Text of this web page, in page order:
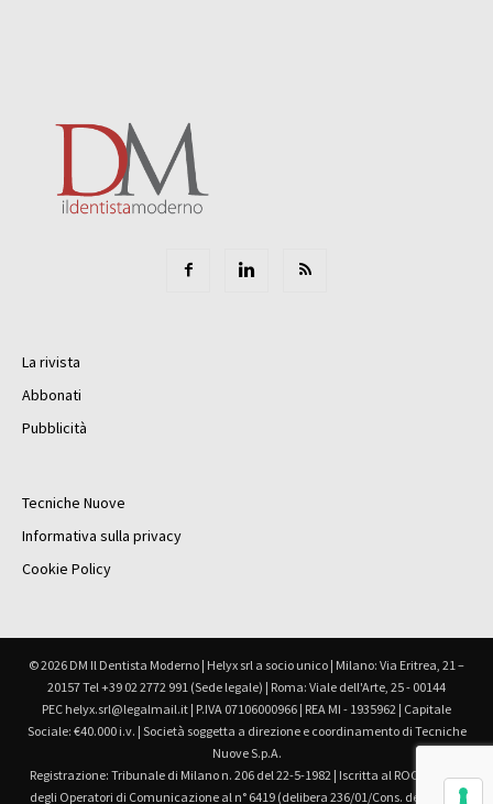
La rivista
Abbonati
Pubblicità
Tecniche Nuove
Informativa sulla privacy
Cookie Policy
© 2026 DM Il Dentista Moderno | Helyx srl a socio unico | Milano: Via Eritrea, 21 –
20157 Tel +39 02 2772 991 (Sede legale) | Roma: Viale dell'Arte, 25 - 00144
PEC helyx.srl@legalmail.it | P.IVA 07106000966 | REA MI - 1935962 | Capitale
Sociale: €40.000 i.v. | Società soggetta a direzione e coordinamento di Tecniche
Nuove S.p.A.
Registrazione: Tribunale di Milano n. 206 del 22-5-1982 | Iscritta al ROC Registro
degli Operatori di Comunicazione al n° 6419 (delibera 236/01/Cons. del 30.6.01